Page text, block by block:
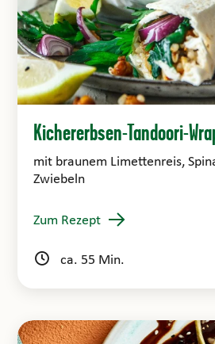
Kichererbsen-Tandoori-
mit braunem Limettenreis,
Zwiebeln
Zum Rezept
ca. 55 Min.